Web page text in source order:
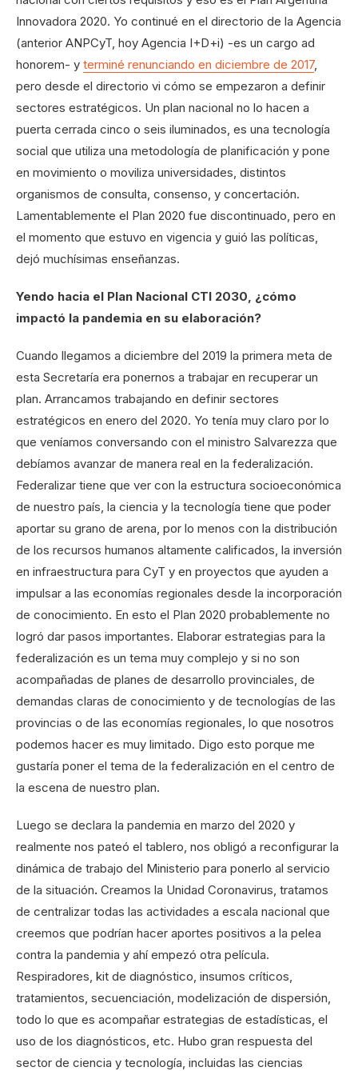
Innovadora 2020. Yo continué en el directorio de la Agencia
(anterior ANPCyT, hoy Agencia I+D+i) -es un cargo ad
honorem- y terminé renunciando en diciembre de 2017,
pero desde el directorio vi cómo se empezaron a definir
sectores estratégicos. Un plan nacional no lo hacen a
puerta cerrada cinco o seis iluminados, es una tecnología
social que utiliza una metodología de planificación y pone
en movimiento o moviliza universidades, distintos
organismos de consulta, consenso, y concertación.
Lamentablemente el Plan 2020 fue discontinuado, pero en
el momento que estuvo en vigencia y guió las políticas,
dejó muchísimas enseñanzas.
Yendo hacia el Plan Nacional CTI 2030, ¿cómo
impactó la pandemia en su elaboración?
Cuando llegamos a diciembre del 2019 la primera meta de
esta Secretaría era ponernos a trabajar en recuperar un
plan. Arrancamos trabajando en definir sectores
estratégicos en enero del 2020. Yo tenía muy claro por lo
que veníamos conversando con el ministro Salvarezza que
debíamos avanzar de manera real en la federalización.
Federalizar tiene que ver con la estructura socioeconómica
de nuestro país, la ciencia y la tecnología tiene que poder
aportar su grano de arena, por lo menos con la distribución
de los recursos humanos altamente calificados, la inversión
en infraestructura para CyT y en proyectos que ayuden a
impulsar a las economías regionales desde la incorporación
de conocimiento. En esto el Plan 2020 probablemente no
logró dar pasos importantes. Elaborar estrategias para la
federalización es un tema muy complejo y si no son
acompañadas de planes de desarrollo provinciales, de
demandas claras de conocimiento y de tecnologías de las
provincias o de las economías regionales, lo que nosotros
podemos hacer es muy limitado. Digo esto porque me
gustaría poner el tema de la federalización en el centro de
la escena de nuestro plan.
Luego se declara la pandemia en marzo del 2020 y
realmente nos pateó el tablero, nos obligó a reconfigurar la
dinámica de trabajo del Ministerio para ponerlo al servicio
de la situación. Creamos la Unidad Coronavirus, tratamos
de centralizar todas las actividades a escala nacional que
creemos que podrían hacer aportes positivos a la pelea
contra la pandemia y ahí empezó otra película.
Respiradores, kit de diagnóstico, insumos críticos,
tratamientos, secuenciación, modelización de dispersión,
todo lo que es acompañar estrategias de estadísticas, el
uso de los diagnósticos, etc. Hubo gran respuesta del
sector de ciencia y tecnología, incluidas las ciencias